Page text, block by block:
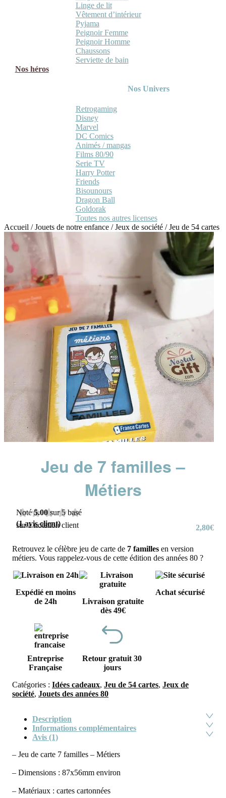
Linge de lit
Vêtement d’intérieur
Pyjama
Peignoir Femme
Peignoir Homme
Chaussons
Serviette de bain
Nos héros
Nos Univers
Retrogaming
Disney
Marvel
DC Comics
Animés / mangas
Films 80/90
Serie TV
Harry Potter
Friends
Bisounours
Dragon Ball
Goldorak
Toutes nos autres licenses
Accueil /Jouets de notre enfance /Jeux de société /Jeu de 54 cartes
Jeu de 7 familles –
Métiers
Noté5.00 sur 5 basé
sur1notation client
(1avis client) 2,80€
Retrouvez le célèbre jeu de carte de 7 familles en version
métiers. Vous rappelez-vous de cette édition des années 80 ?
Expédié en moins
de 24h
Livraison gratuite
dès 49€
Achat sécurisé
Entreprise
Française
Retour gratuit 30
jours
Catégories : Idées cadeaux, Jeu de 54 cartes, Jeux de
société, Jouets des années 80
Description
Informations complémentaires
Avis (1)
– Jeu de carte 7 familles – Métiers
– Dimensions : 87x56mm environ
– Matériaux : cartes cartonnées